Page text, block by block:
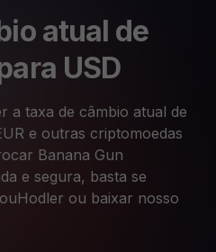
atual de
USD
a taxa de câmbio atual de
e outras criptomoedas
Banana Gun
e segura, basta se
ou baixar nosso